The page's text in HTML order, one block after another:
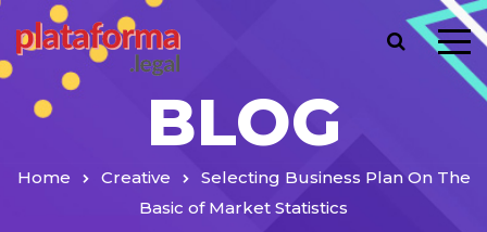
BLOG
Home Creative
Selecting Business Plan On The
Basic of Market Statistics